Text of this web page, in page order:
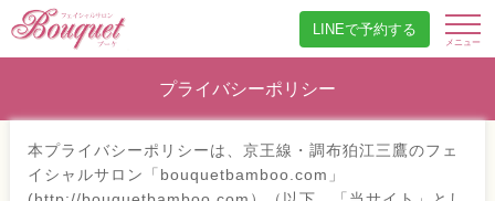
LINEで予約する
プライバシーポリシー
本プライバシーポリシーは、京王線・調布狛江三鷹のフェ
イシャルサロン「bouquetbamboo.com」